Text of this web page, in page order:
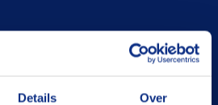
Details Over